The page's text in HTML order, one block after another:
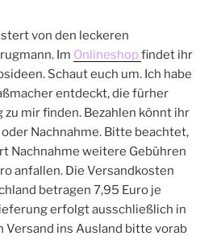
von den leckeren
Im Onlineshop findet ihr
Schaut euch um. Ich habe
entdeckt, die fürher
zu mir finden. Bezahlen könnt ihr
oder Nachnahme. Bitte beachtet,
Nachnahme weitere Gebühren
anfallen. Die Versandkosten
betragen 7,95 Euro je
erfolgt ausschließlich in
Versand ins Ausland bitte vorab